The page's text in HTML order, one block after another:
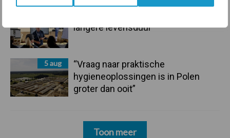
langere levensduur
5 aug
“Vraag naar praktische
hygieneoplossingen is in Polen
groter dan ooit”
Toon meer